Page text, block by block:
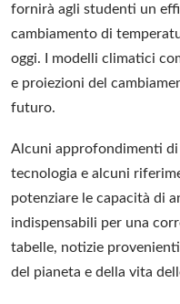
fornirà agli studenti un
cambiamento di
oggi. I modelli climatici
e proiezioni del
futuro.
Alcuni approfondimenti
tecnologia e alcuni
potenziare le capacità di
indispensabili per una
tabelle, notizie
del pianeta e della vita